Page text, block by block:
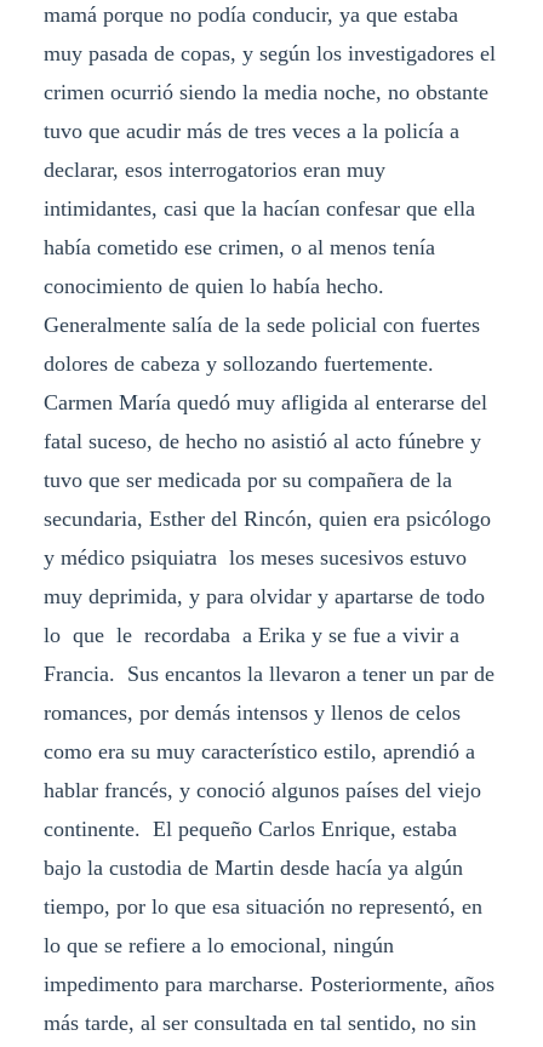
mamá porque no podía conducir, ya que estaba
muy pasada de copas, y según los investigadores el
crimen ocurrió siendo la media noche, no obstante
tuvo que acudir más de tres veces a la policía a
declarar, esos interrogatorios eran muy
intimidantes, casi que la hacían confesar que ella
había cometido ese crimen, o al menos tenía
conocimiento de quien lo había hecho.
Generalmente salía de la sede policial con fuertes
dolores de cabeza y sollozando fuertemente.
Carmen María quedó muy afligida al enterarse del
fatal suceso, de hecho no asistió al acto fúnebre y
tuvo que ser medicada por su compañera de la
secundaria, Esther del Rincón, quien era psicólogo
y médico psiquiatra los meses sucesivos estuvo
muy deprimida, y para olvidar y apartarse de todo
lo que le recordaba a Erika y se fue a vivir a
Francia. Sus encantos la llevaron a tener un par de
romances, por demás intensos y llenos de celos
como era su muy característico estilo, aprendió a
hablar francés, y conoció algunos países del viejo
continente. El pequeño Carlos Enrique, estaba
bajo la custodia de Martin desde hacía ya algún
tiempo, por lo que esa situación no representó, en
lo que se refiere a lo emocional, ningún
impedimento para marcharse. Posteriormente, años
más tarde, al ser consultada en tal sentido, no sin